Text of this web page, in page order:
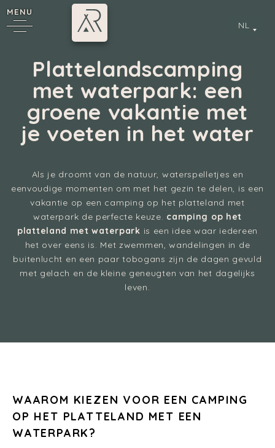
MENU
NL
Plattelandscamping
met waterpark: een
groene vakantie met
je voeten in het water
Als je droomt van de natuur, waterspelletjes en
eenvoudige momenten om met het gezin te delen, is een
vakantie op een camping op het platteland met
waterpark de perfecte keuze. camping op het
platteland met waterpark is een idee waar iedereen
het over eens is. Met zwemmen, wandelingen in de
buitenlucht en een paar tobogans zijn de dagen gevuld
met gelach en de kleine geneugten van het dagelijks
leven.
WAAROM KIEZEN VOOR EEN CAMPING
OP HET PLATTELAND MET EEN
WATERPARK?